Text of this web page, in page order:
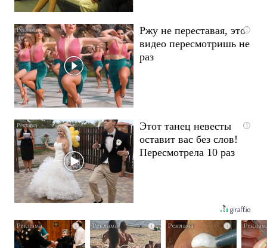
i
Ржу не переставая, это
видео пересмотришь не
раз
i
Этот танец невесты
оставит вас без слов!
Пересмотрела 10 раз
i i i